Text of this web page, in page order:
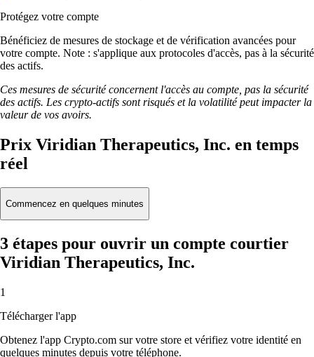
Protégez votre compte
Bénéficiez de mesures de stockage et de vérification avancées pour
votre compte. Note : s'applique aux protocoles d'accès, pas à la sécurité
des actifs.
Ces mesures de sécurité concernent l'accès au compte, pas la sécurité
des actifs. Les crypto-actifs sont risqués et la volatilité peut impacter la
valeur de vos avoirs.
Prix Viridian Therapeutics, Inc. en temps
réel
Commencez en quelques minutes
3 étapes pour ouvrir un compte courtier
Viridian Therapeutics, Inc.
1
Télécharger l'app
Obtenez l'app Crypto.com sur votre store et vérifiez votre identité en
quelques minutes depuis votre téléphone.